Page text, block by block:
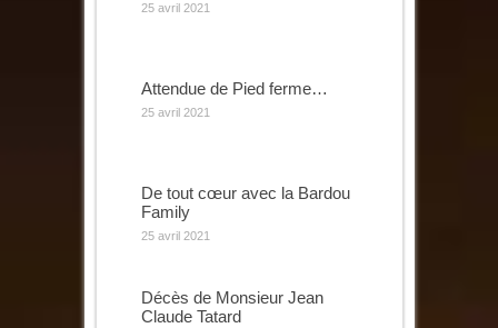
25 avril 2021
Attendue de Pied ferme…
25 avril 2021
De tout cœur avec la Bardou
Family
25 avril 2021
Décès de Monsieur Jean
Claude Tatard